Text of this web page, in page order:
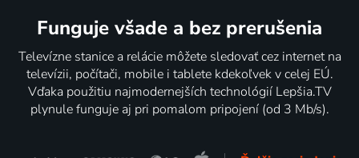
Funguje všade a bez prerušenia
Televízne stanice a relácie môžete sledovať cez internet na
televízii, počítači, mobile i tablete kdekoľvek v celej EÚ.
Vďaka použitiu najmodernejších technológií Lepšia.TV
plynule funguje aj pri pomalom pripojení (od 3 Mb/s).